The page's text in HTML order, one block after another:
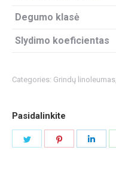
Degumo klasė
Slydimo koeficientas
Categories: Grindų linoleumas
Pasidalinkite